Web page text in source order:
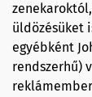
üldözésüket
egyébként
rendszerhű)